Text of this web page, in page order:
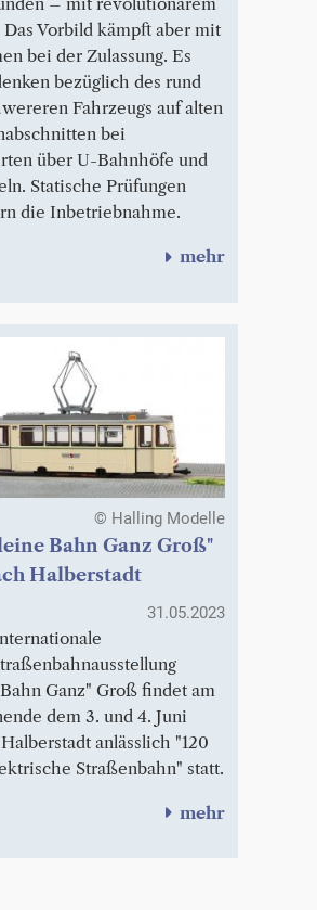
Vorbild kämpft aber mit
bei der Zulassung. Es
bezüglich des rund
Fahrzeugs auf alten
bei
über U-Bahnhöfe und
Statische Prüfungen
die Inbetriebnahme.
mehr
© Halling Modelle
Bahn Ganz Groß"
Halberstadt
31.05.2023
Ganz" Groß findet am
dem 3. und 4. Juni
anlässlich "120
Straßenbahn" statt.
mehr